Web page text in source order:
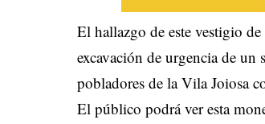
El hallazgo de este vestigio
excavación de urgencia de
pobladores de la Vila Joiosa
El público podrá ver esta